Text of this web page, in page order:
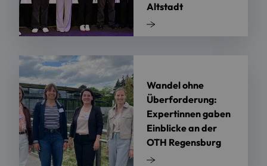
Altstadt
Wandel ohne
Überforderung:
Expertinnen gaben
Einblicke an der
OTH Regensburg